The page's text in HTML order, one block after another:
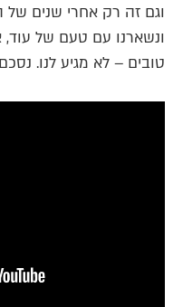
וגם זה רק אחרי שנים
ונשארנו עם טעם של
טובים – לא מגיע לנו.